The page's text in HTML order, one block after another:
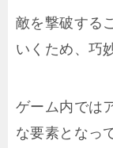
敵を撃破する
いくため、巧
ゲーム内では
な要素となっ